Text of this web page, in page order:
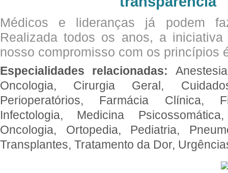
Médicos e lideranças já podem
Realizada todos os anos, a
nosso compromisso com os princípios
Especialidades relacionadas:
Oncologia, Cirurgia Geral,
Perioperatórios, Farmácia Clínica,
Infectologia, Medicina
Oncologia, Ortopedia, Pediatria,
Transplantes, Tratamento da Dor,